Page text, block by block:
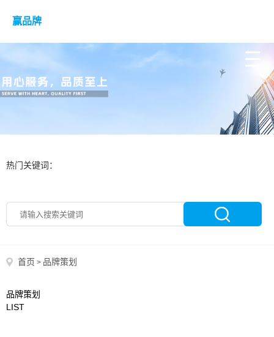
赢品牌
热门关键词：
首页 > 品牌策划
品牌策划
LIST